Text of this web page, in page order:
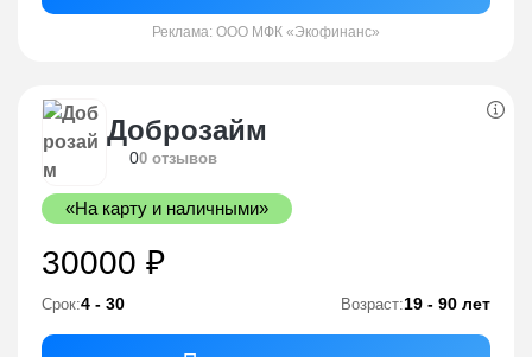
Реклама: ООО МФК «Экофинанс»
Доброзайм
00 отзывов
«На карту и наличными»
30000 ₽
Срок:4 - 30 Возраст:19 - 90 лет